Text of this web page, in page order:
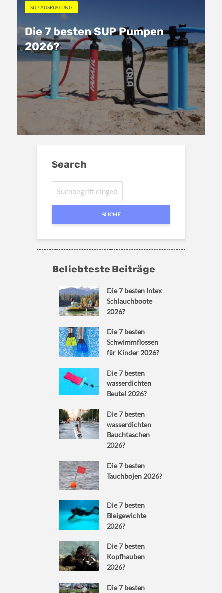
SUP AUSRÜSTUNG
Die 7 besten SUP Pumpen
2026?
Search
SUCHE
Beliebteste Beiträge
Die 7 besten Intex
Schlauchboote
2026?
Die 7 besten
Schwimmflossen
für Kinder 2026?
Die 7 besten
wasserdichten
Beutel 2026?
Die 7 besten
wasserdichten
Bauchtaschen
2026?
Die 7 besten
Tauchbojen 2026?
Die 7 besten
Bleigewichte
2026?
Die 7 besten
Kopfhauben
2026?
Die 7 besten